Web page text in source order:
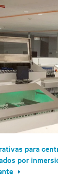
para
por